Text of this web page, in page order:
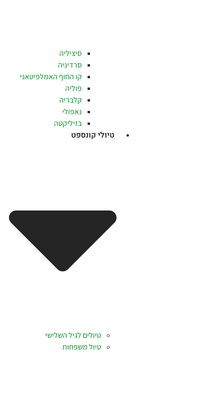
סיציליה
סרדיניה
קו החוף האמלפיטאני
פוליה
קלבריה
נאפולי
בזיליקטה
טיולי קונספט
טיולים לגיל השלישי
טיול משפחות